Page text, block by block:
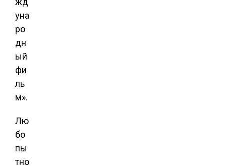
уна
ро
дн
ый
фи
ль
м».
Лю
бо
пы
тно